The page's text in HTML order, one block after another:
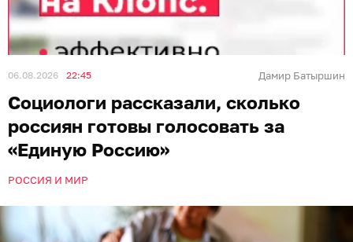
06.08.2026 22:45 Дамир Батыршин
Социологи рассказали, сколько
россиян готовы голосовать за
«Единую Россию»
РОССИЯ И МИР